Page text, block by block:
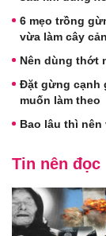
6 mẹo trồng
vừa làm cây
Nên dùng thớt
Đặt gừng cạnh
muốn làm theo
Bao lâu thì nên
Tin nên đọc